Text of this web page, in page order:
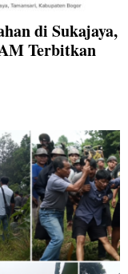
di Sukajaya,
Terbitkan